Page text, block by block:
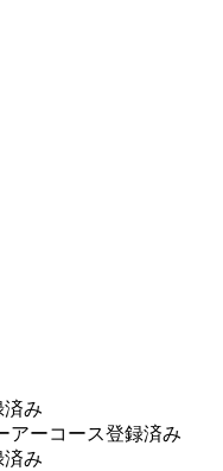
み
アーコース登録済み
み